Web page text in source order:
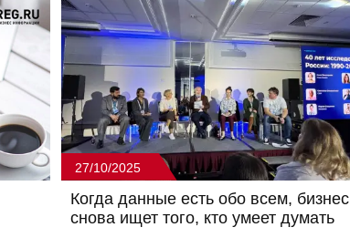
27/10/2025
Когда данные есть обо всем, бизнес
снова ищет того, кто умеет думать